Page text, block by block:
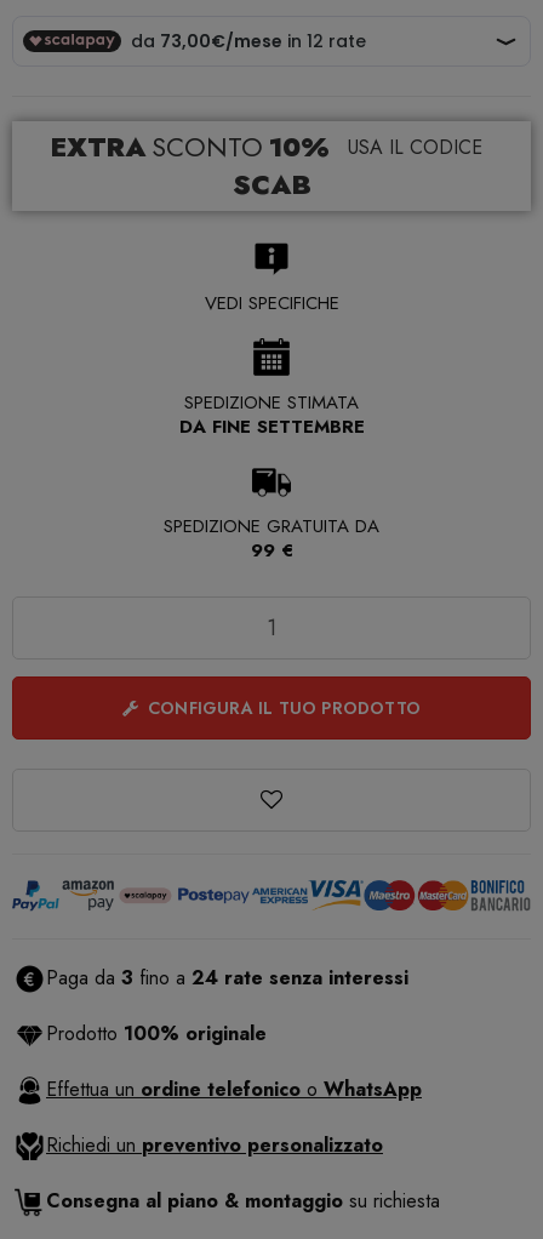
EXTRA SCONTO 10% USA IL CODICE
SCAB
VEDI SPECIFICHE
SPEDIZIONE STIMATA
DA FINE SETTEMBRE
SPEDIZIONE GRATUITA DA
99 €
CONFIGURA IL TUO PRODOTTO
Paga da 3 fino a 24 rate senza interessi
Prodotto 100% originale
Effettua un ordine telefonico o WhatsApp
Richiedi un preventivo personalizzato
Consegna al piano & montaggio su richiesta